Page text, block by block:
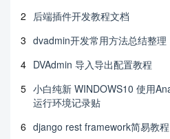
2 后端插件开发教程文档
3 dvadmin开发常用方法总结整理
4 DVAdmin 导入导出配置教程
5 小白纯新 WINDOWS10 使用
运行环境记录贴
6 django rest framework简易教程